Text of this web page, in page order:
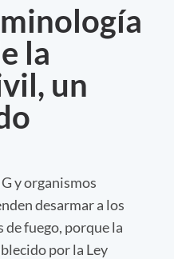
la
un
y organismos
desarmar a los
fuego, porque la
por la Ley